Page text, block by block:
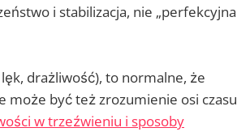
i stabilizacja, nie „perfekcyjna
drażliwość), to normalne, że
być też zrozumienie osi czasu
w trzeźwieniu i sposoby